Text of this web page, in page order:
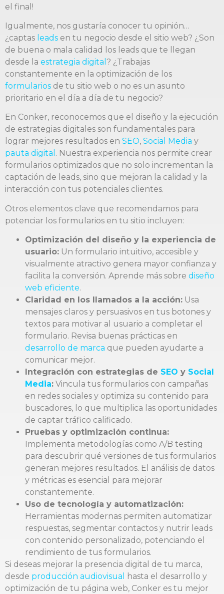
el final!
Igualmente, nos gustaría conocer tu opinión…
¿captas leads en tu negocio desde el sitio web? ¿Son
de buena o mala calidad los leads que te llegan
desde la estrategia digital ? ¿Trabajas
constantemente en la optimización de los
formularios de tu sitio web o no es un asunto
prioritario en el día a día de tu negocio?
En Conker, reconocemos que el diseño y la ejecución
de estrategias digitales son fundamentales para
lograr mejores resultados en SEO, Social Media y
pauta digital . Nuestra experiencia nos permite crear
formularios optimizados que no solo incrementan la
captación de leads, sino que mejoran la calidad y la
interacción con tus potenciales clientes.
Otros elementos clave que recomendamos para
potenciar los formularios en tu sitio incluyen:
Optimización del diseño y la experiencia de
usuario: Un formulario intuitivo, accesible y
visualmente atractivo genera mayor confianza y
facilita la conversión. Aprende más sobre diseño
web eficiente.
Claridad en los llamados a la acción: Usa
mensajes claros y persuasivos en tus botones y
textos para motivar al usuario a completar el
formulario. Revisa buenas prácticas en
desarrollo de marca que pueden ayudarte a
comunicar mejor.
Integración con estrategias de SEO y Social
Media: Vincula tus formularios con campañas
en redes sociales y optimiza su contenido para
buscadores, lo que multiplica las oportunidades
de captar tráfico calificado.
Pruebas y optimización continua:
Implementa metodologías como A/B testing
para descubrir qué versiones de tus formularios
generan mejores resultados. El análisis de datos
y métricas es esencial para mejorar
constantemente.
Uso de tecnología y automatización:
Herramientas modernas permiten automatizar
respuestas, segmentar contactos y nutrir leads
con contenido personalizado, potenciando el
rendimiento de tus formularios.
Si deseas mejorar la presencia digital de tu marca,
desde producción audiovisual
hasta el desarrollo y
optimización de tu página web, Conker es tu mejor